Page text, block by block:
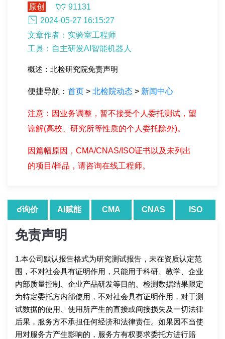
原创
91131
2024-05-27 16:15:27
文章作者：实验室工程师
工具：自主研发AI智能机器人
概述：北检研究院免责声明
便捷导航： 首页 > 北检院动态 > 新闻中心
注意：因业务调整，暂不接受个人委托测试，望
谅解(高校、研究所等性质的个人委托除外)。
因篇幅原因，CMA/CNAS/ISO证书以及未列出
的项目/样品，请咨询在线工程师。
☌询价 AI赋能 CMA CNAS ISO
免责声明
1.本公司默认报告格式为研究测试报告，未在资质认定范
围，不对社会具有证明作用，只能用于科研、教学、企业
内部质量控制、企业产品研发等目的。检测数据结果限定
为特定委托方内部使用，不对社会具有证明作用，对于测
试数据的使用、使用所产生的直接或间接损失及一切法律
后果，服务方不承担任何经济和法律责任。如果因不当使
用对服务方产生影响的，服务方有权要求委托方进行赔